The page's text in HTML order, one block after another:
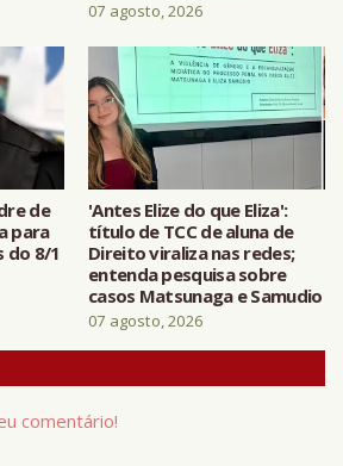
07 agosto, 2026
de
para
do 8/1
'Antes Elize do que Eliza':
título de TCC de aluna de
Direito viraliza nas redes;
entenda pesquisa sobre
casos Matsunaga e Samudio
07 agosto, 2026
comentário!